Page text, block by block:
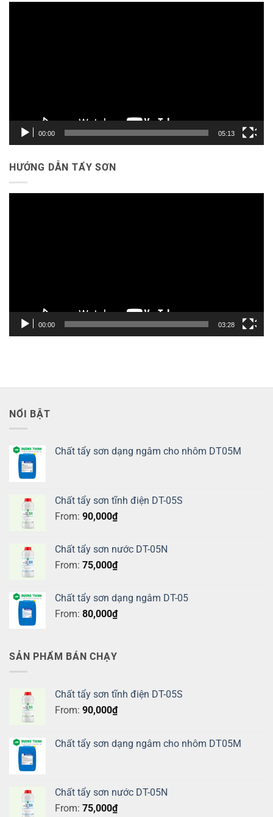
00:00 05:13
HƯỚNG DẪN TẨY SƠN
00:00 03:28
NỔI BẬT
Chất tẩy sơn dạng ngâm cho nhôm DT05M
Chất tẩy sơn tĩnh điện DT-05S
From: 90,000₫
Chất tẩy sơn nước DT-05N
From: 75,000₫
Chất tẩy sơn dạng ngâm DT-05
From: 80,000₫
SẢN PHẨM BÁN CHẠY
Chất tẩy sơn tĩnh điện DT-05S
From: 90,000₫
Chất tẩy sơn dạng ngâm cho nhôm DT05M
Chất tẩy sơn nước DT-05N
From: 75,000₫